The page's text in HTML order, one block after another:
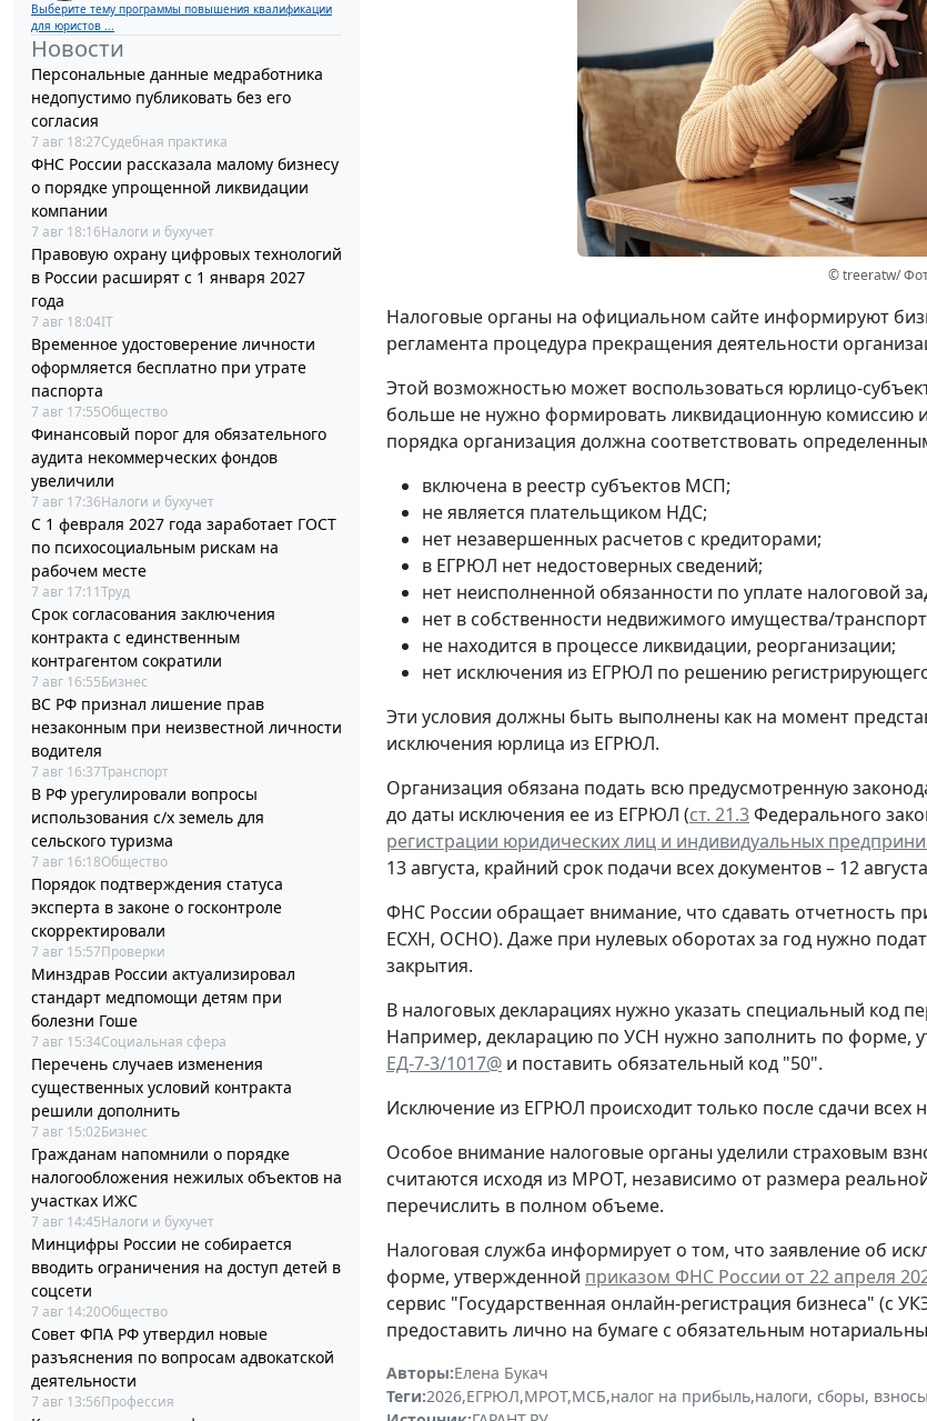
Выберите тему программы повышения квалификации
для юристов ...
Новости
Персональные данные медработника
недопустимо публиковать без его
согласия
7 авг 18:27Судебная практика
ФНС России рассказала малому бизнесу
о порядке упрощенной ликвидации
компании
7 авг 18:16Налоги и бухучет
Правовую охрану цифровых технологий
в России расширят с 1 января 2027
года
7 авг 18:04IT
Временное удостоверение личности
оформляется бесплатно при утрате
паспорта
7 авг 17:55Общество
Финансовый порог для обязательного
аудита некоммерческих фондов
увеличили
7 авг 17:36Налоги и бухучет
С 1 февраля 2027 года заработает ГОСТ
по психосоциальным рискам на
рабочем месте
7 авг 17:11Труд
Срок согласования заключения
контракта с единственным
контрагентом сократили
7 авг 16:55Бизнес
ВС РФ признал лишение прав
незаконным при неизвестной личности
водителя
7 авг 16:37Транспорт
В РФ урегулировали вопросы
использования с/х земель для
сельского туризма
7 авг 16:18Общество
Порядок подтверждения статуса
эксперта в законе о госконтроле
скорректировали
7 авг 15:57Проверки
Минздрав России актуализировал
стандарт медпомощи детям при
болезни Гоше
7 авг 15:34Социальная сфера
Перечень случаев изменения
существенных условий контракта
решили дополнить
7 авг 15:02Бизнес
Гражданам напомнили о порядке
налогообложения нежилых объектов на
участках ИЖС
7 авг 14:45Налоги и бухучет
Минцифры России не собирается
вводить ограничения на доступ детей в
соцсети
7 авг 14:20Общество
Совет ФПА РФ утвердил новые
разъяснения по вопросам адвокатской
деятельности
7 авг 13:56Профессия
© treeratw/
Налоговые органы на официальном сайте информируют
регламента процедура прекращения деятельности
Этой возможностью может воспользоваться юрлицо-
больше не нужно формировать ликвидационную комиссию
порядка организация должна соответствовать
включена в реестр субъектов МСП;
не является плательщиком НДС;
нет незавершенных расчетов с кредиторами;
в ЕГРЮЛ нет недостоверных сведений;
нет неисполненной обязанности по уплате налоговой
нет в собственности недвижимого имущества/
не находится в процессе ликвидации, реорганизации;
нет исключения из ЕГРЮЛ по решению
Эти условия должны быть выполнены как на момент
исключения юрлица из ЕГРЮЛ.
Организация обязана подать всю предусмотренную
до даты исключения ее из ЕГРЮЛ (ст. 21.3Федерального
регистрации юридических лиц и индивидуальных
13 августа, крайний срок подачи всех документов – 12
ФНС России обращает внимание, что сдавать отчетность
ЕСХН, ОСНО). Даже при нулевых оборотах за год нужно
закрытия.
В налоговых декларациях нужно указать специальный код
Например, декларацию по УСН нужно заполнить по форме,
ЕД-7-3/1017@ и поставить обязательный код "50".
Исключение из ЕГРЮЛ происходит только после сдачи всех
Особое внимание налоговые органы уделили страховым
считаются исходя из МРОТ, независимо от размера
перечислить в полном объеме.
Налоговая служба информирует о том, что заявление об
форме, утвержденной приказом ФНС России от 22 апреля
сервис "Государственная онлайн-регистрация бизнеса" (с
предоставить лично на бумаге с обязательным
Авторы:Елена Букач
Теги:2026,ЕГРЮЛ,МРОТ,МСБ,налог на прибыль,налоги, сборы, взносы